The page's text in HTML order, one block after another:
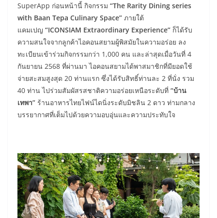
SuperApp ก่อนหน้านี้ กิจกรรม “The Rarity Dining series
with Baan Tepa Culinary Space” ภายใต้
แคมเปญ “ICONSIAM Extraordinary Experience” ก็ได้รับ
ความสนใจจากลูกค้าไอคอนสยามผู้พิสมัยในความอร่อย ลง
ทะเบียนเข้าร่วมกิจกรรมกว่า 1,000 คน และล่าสุดเมื่อวันที่ 4
กันยายน 2568 ที่ผ่านมา ไอคอนสยามได้พาสมาชิกที่มียอดใช้
จ่ายสะสมสูงสุด 20 ท่านแรก ซึ่งได้รับสิทธิ์ท่านละ 2 ที่นั่ง รวม
40 ท่าน ไปร่วมสัมผัสรสชาติความอร่อยเหนือระดับที่ “บ้าน
เทพา” ร้านอาหารไทยไฟน์ไดนิ่งระดับมิชลิน 2 ดาว ท่ามกลาง
บรรยากาศที่เต็มไปด้วยความอบอุ่นและความประทับใจ